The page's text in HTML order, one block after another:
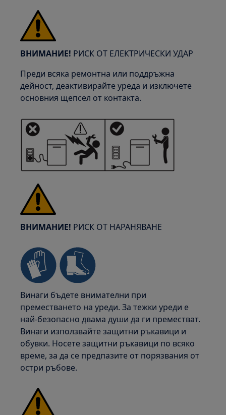
ВНИМАНИЕ! РИСК ОТ ЕЛЕКТРИЧЕСКИ УДАР
Преди всяка ремонтна или поддръжна
дейност, деактивирайте уреда и изключете
основния щепсел от контакта.
ВНИМАНИЕ! РИСК ОТ НАРАНЯВАНЕ
Винаги бъдете внимателни при
преместването на уреди. За тежки уреди е
най-безопасно двама души да ги преместват.
Винаги използвайте защитни ръкавици и
обувки. Носете защитни ръкавици по всяко
време, за да се предпазите от порязвания от
остри ръбове.